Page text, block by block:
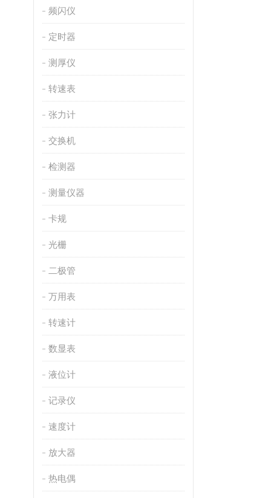
频闪仪
定时器
测厚仪
转速表
张力计
交换机
检测器
测量仪器
卡规
光栅
二极管
万用表
转速计
数显表
液位计
记录仪
速度计
放大器
热电偶